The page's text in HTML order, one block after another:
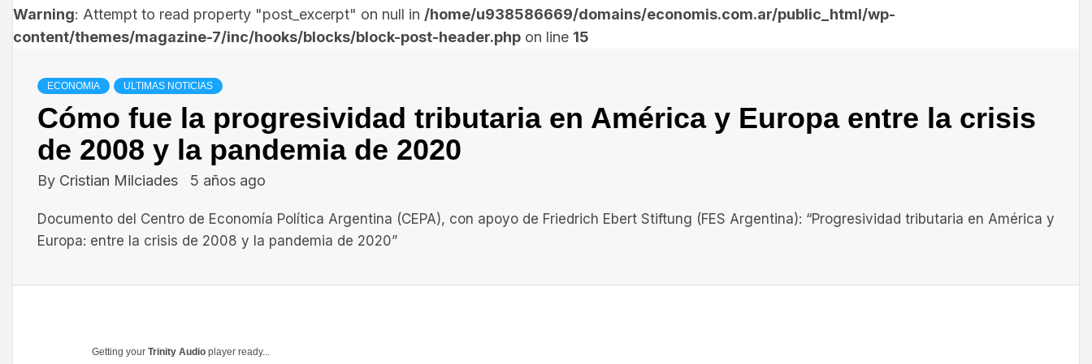
Warning: Attempt to read property "post_excerpt" on null in /home/u938586669/domains/economis.com.ar/public_html/wp-
content/themes/magazine-7/inc/hooks/blocks/block-post-header.php on line 15
ECONOMIA ULTIMAS NOTICIAS
Cómo fue la progresividad tributaria en América y Europa entre la crisis
de 2008 y la pandemia de 2020
By Cristian Milciades 5 años ago
Documento del Centro de Economía Política Argentina (CEPA), con apoyo de Friedrich Ebert Stiftung (FES Argentina): “Progresividad tributaria en América y
Europa: entre la crisis de 2008 y la pandemia de 2020”
Getting your Trinity Audio player ready...